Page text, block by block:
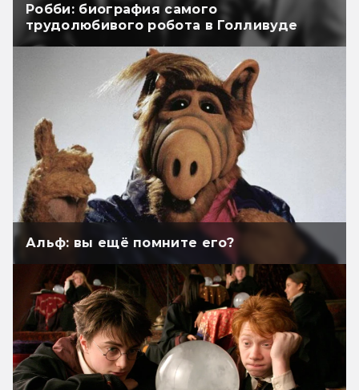
Робби: биография самого
трудолюбивого робота в Голливуде
Альф: вы ещё помните его?